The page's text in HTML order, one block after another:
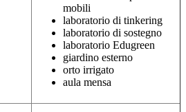
mobili
laboratorio di tinkering
laboratorio di sostegno
laboratorio Edugreen
giardino esterno
orto irrigato
aula mensa